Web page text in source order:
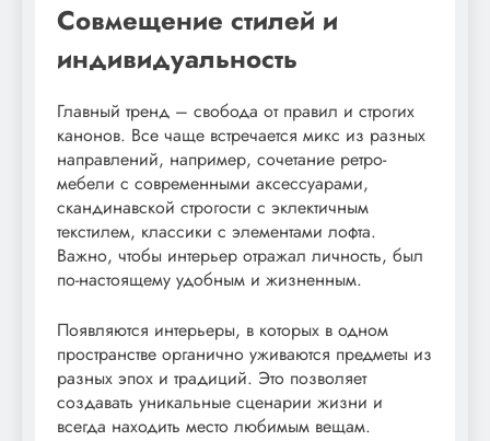
Совмещение стилей и
индивидуальность
Главный тренд – свобода от правил и строгих
канонов. Все чаще встречается микс из разных
направлений, например, сочетание ретро-
мебели с современными аксессуарами,
скандинавской строгости с эклектичным
текстилем, классики с элементами лофта.
Важно, чтобы интерьер отражал личность, был
по-настоящему удобным и жизненным.
Появляются интерьеры, в которых в одном
пространстве органично уживаются предметы из
разных эпох и традиций. Это позволяет
создавать уникальные сценарии жизни и
всегда находить место любимым вещам.